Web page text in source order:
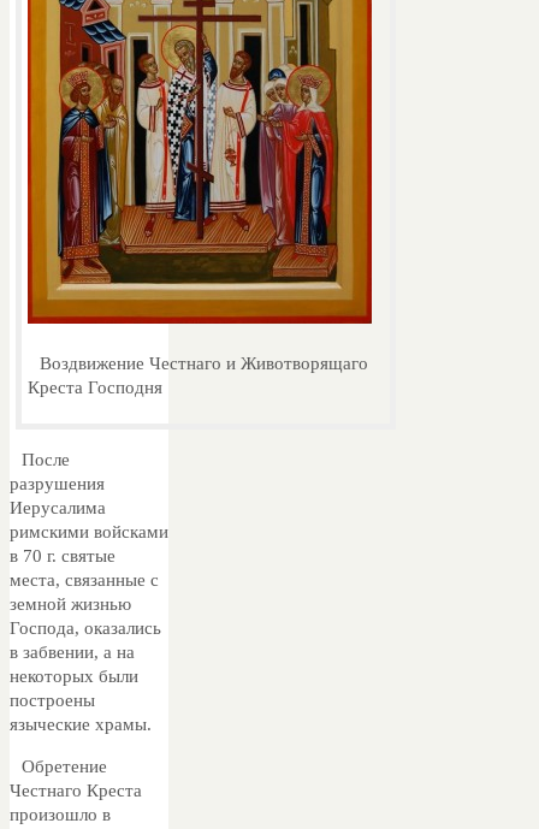
Воздвижение Честнаго и Животворящаго
Креста Господня
После
разрушения
Иерусалима
римскими войсками
в 70 г. святые
места, связанные с
земной жизнью
Господа, оказались
в забвении, а на
некоторых были
построены
языческие храмы.
Обретение
Честнаго Креста
произошло в